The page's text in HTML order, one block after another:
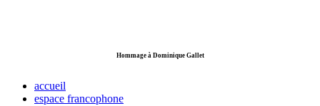
Hommage à Dominique Gallet
accueil
espace francophone